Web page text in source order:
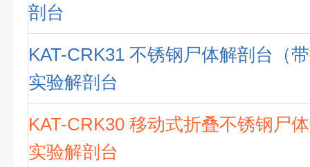
剖台
KAT-CRK31 不锈钢尸体解剖台（
实验解剖台
KAT-CRK30 移动式折叠不锈钢尸
实验解剖台